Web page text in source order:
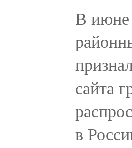
В июне
сайта
в